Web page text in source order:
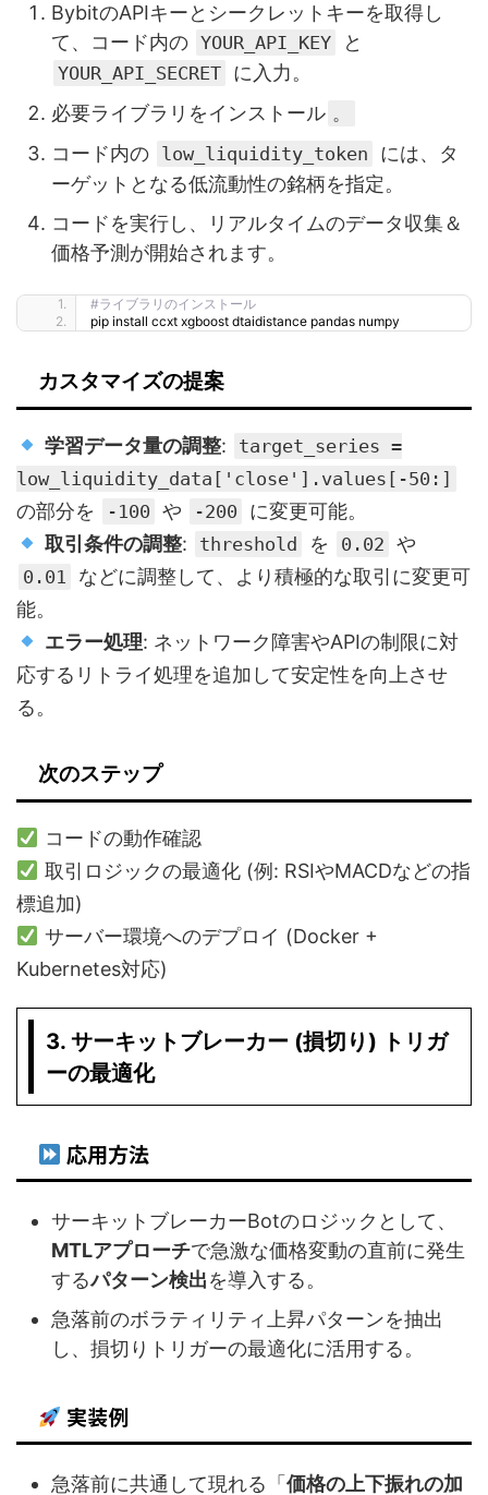
BybitのAPIキーとシークレットキーを取得し
て、コード内の YOUR_API_KEY と
YOUR_API_SECRET に入力。
必要ライブラリをインストール 。
コード内の low_liquidity_token
には、タ
ーゲットとなる低流動性の銘柄を指定。
コードを実行し、リアルタイムのデータ収集＆
価格予測が開始されます。
#ライブラリのインストール
pip install ccxt xgboost dtaidistance pandas numpy
カスタマイズの提案
学習データ量の調整:
target_series =
low_liquidity_data['close'].values[-50:]
の部分を -100 や -200
に変更可能。
取引条件の調整: threshold を 0.02 や
0.01
などに調整して、より積極的な取引に変更可
能。
エラー処理: ネットワーク障害やAPIの制限に対
応するリトライ処理を追加して安定性を向上させ
る。
次のステップ
コードの動作確認
取引ロジックの最適化 (例: RSIやMACDなどの指
標追加)
サーバー環境へのデプロイ (Docker +
Kubernetes対応)
3. サーキットブレーカー (損切り) トリガ
ーの最適化
応用方法
サーキットブレーカーBotのロジックとして、
MTLアプローチで急激な価格変動の直前に発生
するパターン検出を導入する。
急落前のボラティリティ上昇パターンを抽出
し、損切りトリガーの最適化に活用する。
実装例
急落前に共通して現れる「 価格の上下振れの加